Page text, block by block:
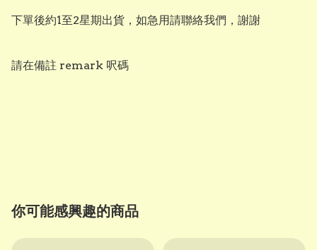
下單後約1至2星期出貨，如急用請聯絡我們，謝謝
請在備註 remark 呎碼
你可能感興趣的商品